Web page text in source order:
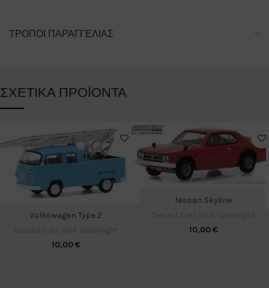
ΤΡΌΠΟΙ ΠΑΡΑΓΓΕΛΊΑΣ
ΣΧΕΤΙΚΆ ΠΡΟΪΌΝΤΑ
Volkswagen Type 2
10,00€
Nissan Skyline
10,00€